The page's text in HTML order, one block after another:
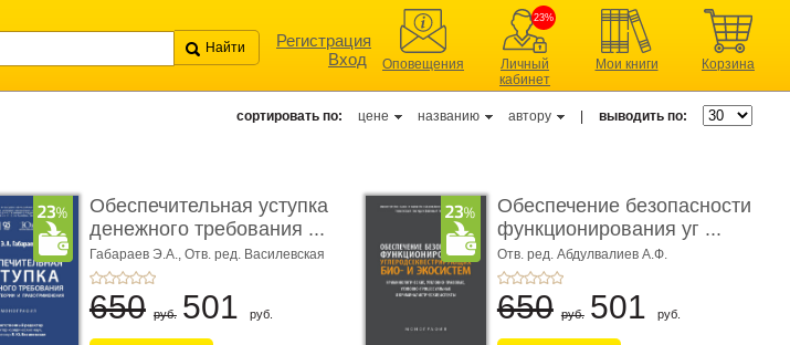
Регистрация
Вход
Оповещения
23%
Личный
кабинет
Мои книги Корзина
сортировать по: цене названию автору выводить по:
Обеспечительная уступка
денежного требования ...
Габараев Э.А., Отв. ред. Василевская
Л.Ю.,вступ. сл. Каретина М.Г.
650 руб. 501 руб.
Обеспечение безопасности
функционирования уг ...
Отв. ред. Абдулвалиев А.Ф.
650 руб. 501 руб.